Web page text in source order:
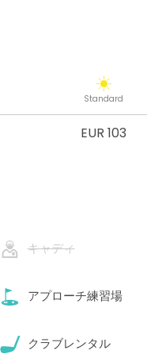
Standard
EUR 103
キャディ
アプローチ練習場
クラブレンタル